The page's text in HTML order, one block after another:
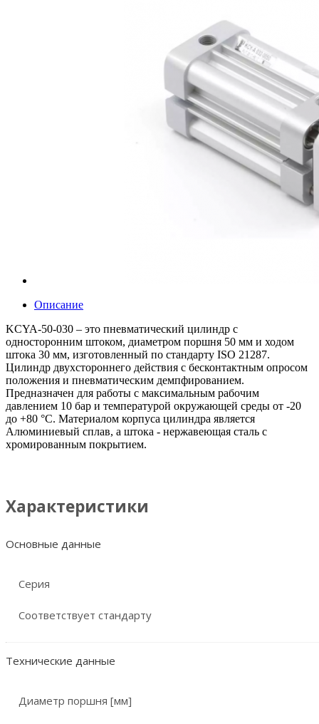
Описание
KCYA-50-030 – это пневматический цилиндр с
односторонним штоком, диаметром поршня 50 мм и ходом
штока 30 мм, изготовленный по стандарту ISO 21287.
Цилиндр двухстороннего действия с бесконтактным опросом
положения и пневматическим демпфированием.
Предназначен для работы с максимальным рабочим
давлением 10 бар и температурой окружающей среды от -20
до +80 °C. Материалом корпуса цилиндра является
Алюминиевый сплав, а штока - нержавеющая сталь с
хромированным покрытием.
Характеристики
Основные данные
Серия
Соответствует стандарту
Технические данные
Диаметр поршня [мм]